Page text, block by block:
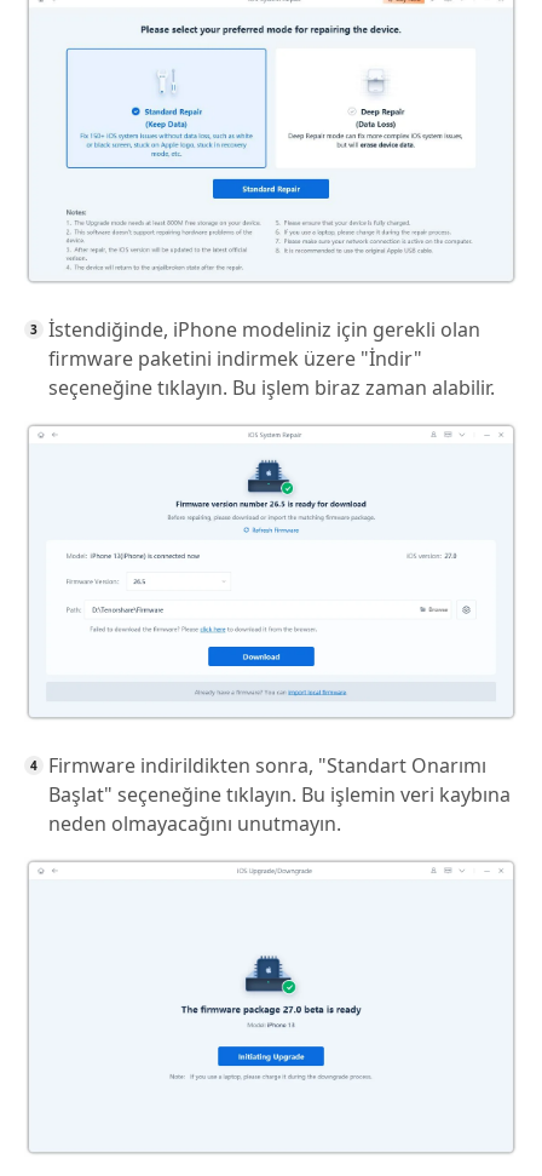
İstendiğinde, iPhone modeliniz için gerekli olan
firmware paketini indirmek üzere "İndir"
seçeneğine tıklayın. Bu işlem biraz zaman alabilir.
Firmware indirildikten sonra, "Standart Onarımı
Başlat" seçeneğine tıklayın. Bu işlemin veri kaybına
neden olmayacağını unutmayın.